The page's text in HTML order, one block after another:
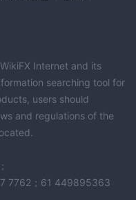
Internet and its
searching tool for
users should
and regulations of the
7762；61 449895363